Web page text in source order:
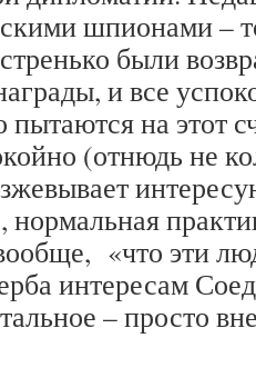
шпионами –
были
и все
пытаются на этот
(отнюдь не
нормальная
«что эти
интересам
– просто